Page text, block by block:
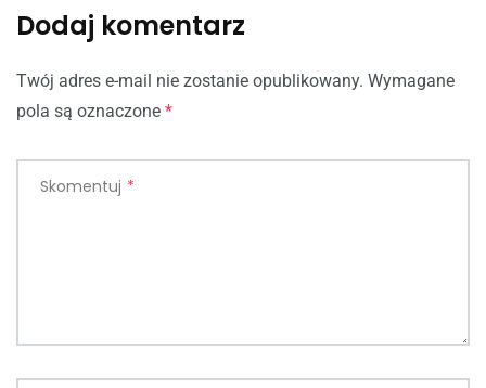
Dodaj komentarz
Twój adres e-mail nie zostanie opublikowany. Wymagane
pola są oznaczone *
Skomentuj *